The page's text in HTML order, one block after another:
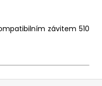
závitem 510